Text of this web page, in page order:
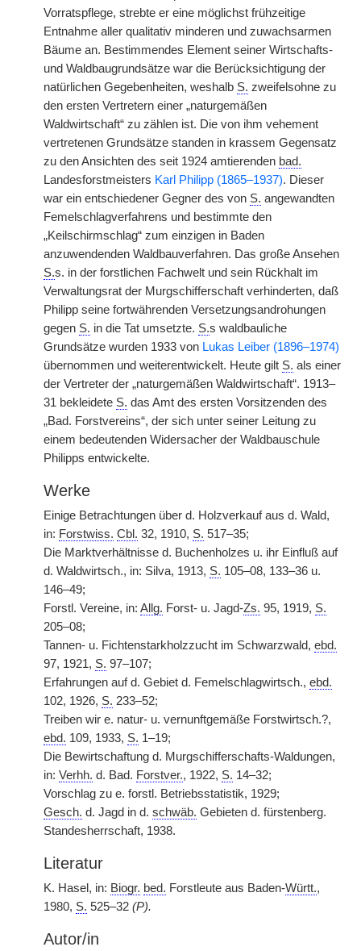
Vorratspflege, strebte er eine möglichst frühzeitige
Entnahme aller qualitativ minderen und zuwachsarmen
Bäume an. Bestimmendes Element seiner Wirtschafts-
und Waldbaugrundsätze war die Berücksichtigung der
natürlichen Gegebenheiten, weshalb S. zweifelsohne zu
den ersten Vertretern einer „naturgemäßen
Waldwirtschaft“ zu zählen ist. Die von ihm vehement
vertretenen Grundsätze standen in krassem Gegensatz
zu den Ansichten des seit 1924 amtierenden bad.
Landesforstmeisters Karl Philipp (1865–1937). Dieser
war ein entschiedener Gegner des von S. angewandten
Femelschlagverfahrens und bestimmte den
„Keilschirmschlag“ zum einzigen in Baden
anzuwendenden Waldbauverfahren. Das große Ansehen
S.s. in der forstlichen Fachwelt und sein Rückhalt im
Verwaltungsrat der Murgschifferschaft verhinderten, daß
Philipp seine fortwährenden Versetzungsandrohungen
gegen S. in die Tat umsetzte. S.s waldbauliche
Grundsätze wurden 1933 von Lukas Leiber (1896–1974)
übernommen und weiterentwickelt. Heute gilt S. als einer
der Vertreter der „naturgemäßen Waldwirtschaft“. 1913–
31 bekleidete S. das Amt des ersten Vorsitzenden des
„Bad. Forstvereins“, der sich unter seiner Leitung zu
einem bedeutenden Widersacher der Waldbauschule
Philipps entwickelte.
Werke
Einige Betrachtungen über d. Holzverkauf aus d. Wald,
in: Forstwiss. Cbl. 32, 1910, S. 517–35;
Die Marktverhältnisse d. Buchenholzes u. ihr Einfluß auf
d. Waldwirtsch., in: Silva, 1913, S. 105–08, 133–36 u.
146–49;
Forstl. Vereine, in: Allg. Forst- u. Jagd-Zs. 95, 1919, S.
205–08;
Tannen- u. Fichtenstarkholzzucht im Schwarzwald, ebd.
97, 1921, S. 97–107;
Erfahrungen auf d. Gebiet d. Femelschlagwirtsch., ebd.
102, 1926, S. 233–52;
Treiben wir e. natur- u. vernunftgemäße Forstwirtsch.?,
ebd. 109, 1933, S. 1–19;
Die Bewirtschaftung d. Murgschifferschafts-Waldungen,
in: Verhh. d. Bad. Forstver., 1922, S. 14–32;
Vorschlag zu e. forstl. Betriebsstatistik, 1929;
Gesch. d. Jagd in d. schwäb. Gebieten d. fürstenberg.
Standesherrschaft, 1938.
Literatur
K. Hasel, in: Biogr. bed. Forstleute aus Baden-Württ.,
1980, S. 525–32 (P).
Autor/in